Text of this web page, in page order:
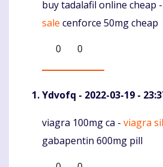
Komentaras
buy tadalafil online cheap -
sale cenforce 50mg cheap
0
0
Ydvofq - 2022-03-19 -
Komentaras
viagra 100mg ca - viagra
gabapentin 600mg pill